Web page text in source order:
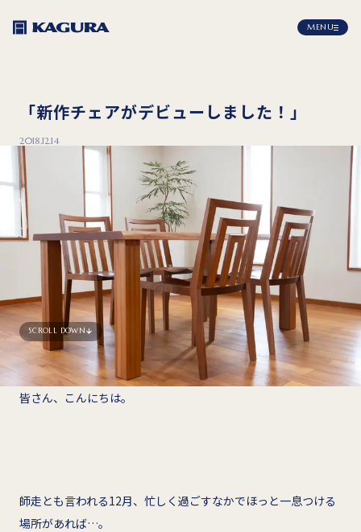
MENU
「新作チェアがデビューしました！」
2018.12.14
SCROLL DOWN
皆さん、こんにちは。
師走とも言われる12月、忙しく過ごすなかでほっと一息つける
場所があれば…。